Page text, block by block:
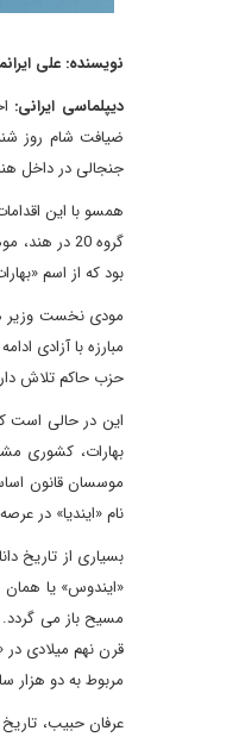
نویسنده: علی
دیپلماسی ایرانی:
جنجالی در داخل هند شد؛
همسو با این
بود که از اسم
مبارزه با آزادی
حزب حاکم تلاش
بهارات، کشوری
موسسان قانون
نام «ایندیا» در
بسیاری از تاریخ
«ایندوس» یا همان
مسیح باز می گردد.
مربوط به دو هزار